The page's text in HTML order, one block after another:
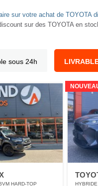
sur votre achat de TOYOTA
sur des TOYOTA en
sous 24h
HARD-TOP